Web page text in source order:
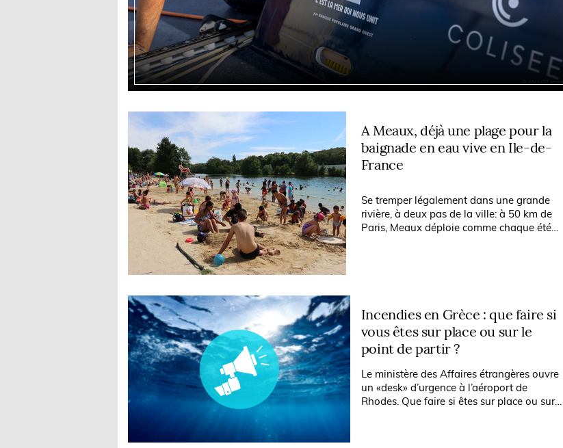
A Meaux, déjà une plage pour la
baignade en eau vive en Ile-de-
France
Se tremper légalement dans une grande
rivière, à deux pas de la ville: à 50 km de
Paris, Meaux déploie comme chaque été
Incendies en Grèce : que faire si
vous êtes sur place ou sur le
point de partir ?
Le ministère des Affaires étrangères ouvre
un «desk» d’urgence à l’aéroport de
Rhodes. Que faire si êtes sur place ou sur